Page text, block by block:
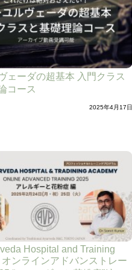
ェーダの超基本 入門クラス
コース
2025年4月17日
Hospital and Training
ンラインアドバンストレー